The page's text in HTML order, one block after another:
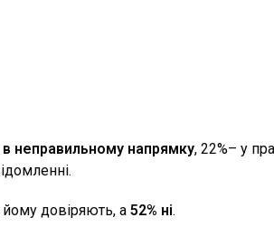
в неправильному напрямку, 22%– у
йому довіряють, а 52% ні.